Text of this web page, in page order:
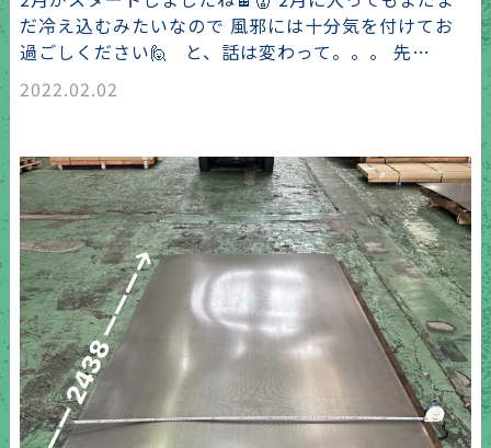
だ冷え込むみたいなので 風邪には十分気を付けてお
過ごしください🙋 と、話は変わって。。。 先…
2022.02.02